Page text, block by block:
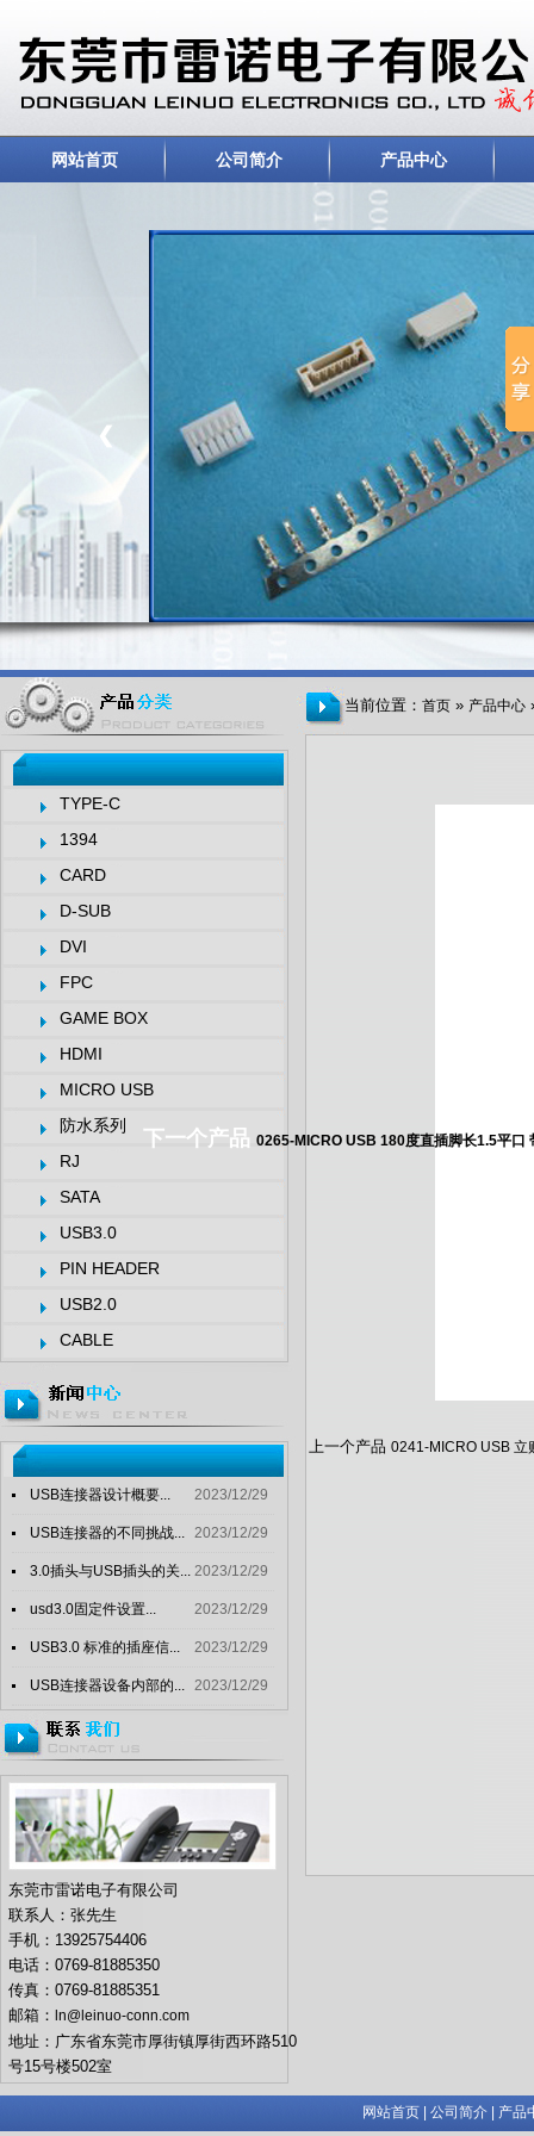
网站首页 公司简介 产品中心
❮
TYPE-C
1394
CARD
D-SUB
DVI
FPC
GAME BOX
HDMI
MICRO USB
防水系列
RJ
SATA
USB3.0
PIN HEADER
USB2.0
CABLE
2023/12/29
USB连接器设计概要...
2023/12/29
USB连接器的不同挑战...
2023/12/29
3.0插头与USB插头的关...
2023/12/29
usd3.0固定件设置...
2023/12/29
USB3.0 标准的插座信...
2023/12/29
USB连接器设备内部的...
东莞市雷诺电子有限公司
联系人：张先生
手机：13925754406
电话：0769-81885350
传真：0769-81885351
邮箱： ln@leinuo-conn.com
地址：广东省东莞市厚街镇厚街西环路510
号15号楼502室
当前位置： 首页 » 产品中心
上一个产品 0241-MICRO USB 立
下一个产品 0265-MICRO USB 180度直插脚长1.5平口
网站首页| 公司简介| 产品